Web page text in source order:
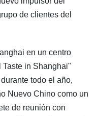
de clientes del
en un centro
in Shanghai"
todo el año,
Nuevo Chino como un
de reunión con